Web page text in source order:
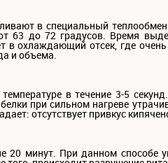
в специальный
63 до 72 градусов. Время
в охлаждающий отсек, где
и объема.
в течение 3-5
при сильном нагреве
отсутствует привкус
минут. При данном способе